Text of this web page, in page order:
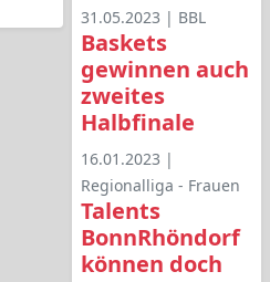
31.05.2023 | BBL
Baskets
gewinnen auch
zweites
Halbfinale
16.01.2023 |
Regionalliga - Frauen
Talents
BonnRhöndorf
können doch